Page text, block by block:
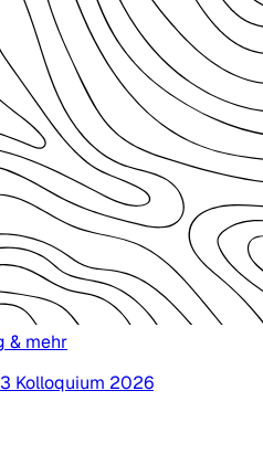
& mehr
Kolloquium 2026